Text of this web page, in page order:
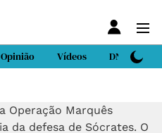
Opinião Vídeos DN Sport